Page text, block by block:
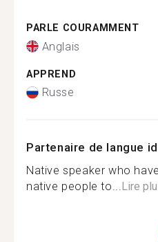
PARLE COURAMMENT
Anglais
APPREND
Russe
Partenaire de langue
Native speaker who
native people to...Lire